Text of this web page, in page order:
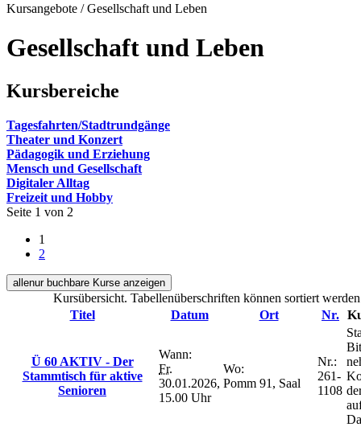
Kursangebote /Gesellschaft und Leben
Gesellschaft und Leben
Kursbereiche
Tagesfahrten/Stadtrundgänge
Theater und Konzert
Pädagogik und Erziehung
Mensch und Gesellschaft
Digitaler Alltag
Freizeit und Hobby
Seite 1 von 2
1
2
allenur buchbare Kurse anzeigen
Kursübersicht. Tabellenüberschriften können sortiert
Titel
Datum Ort Nr.
Ü 60 AKTIV - Der
Stammtisch für aktive
Senioren
Wann:
Fr.
30.01.2026,
15.00 Uhr
Wo:
Pomm 91, Saal
Nr.:
261-
1108